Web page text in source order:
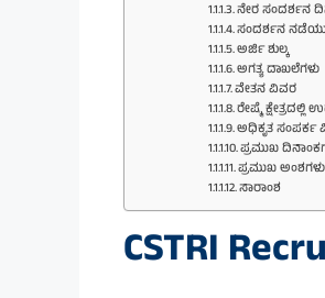
ನೇರ ಸಂದರ್ಶನ
ಸಂದರ್ಶನ
ಅರ್ಜಿ ಶುಲ್ಕ
ಅಗತ್ಯ ದಾಖಲೆಗಳು
ವೇತನ ವಿವರ
ರೇಷ್ಮೆ
ಅಧಿಕೃತ ಸಂಪರ್ಕ
ಪ್ರಮುಖ
ಪ್ರಮುಖ ಅಂಶಗಳು
ಸಾರಾಂಶ
CSTRI